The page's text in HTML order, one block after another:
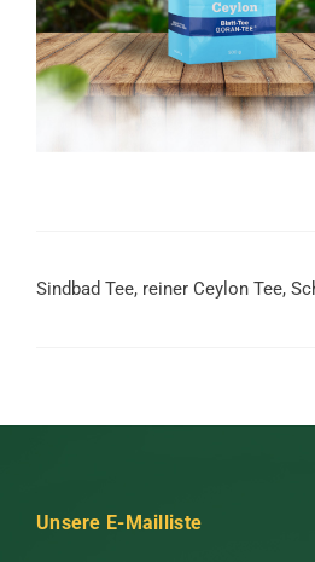
Sindbad Tee, reiner Ceylon Tee,
Unsere E-Mailliste